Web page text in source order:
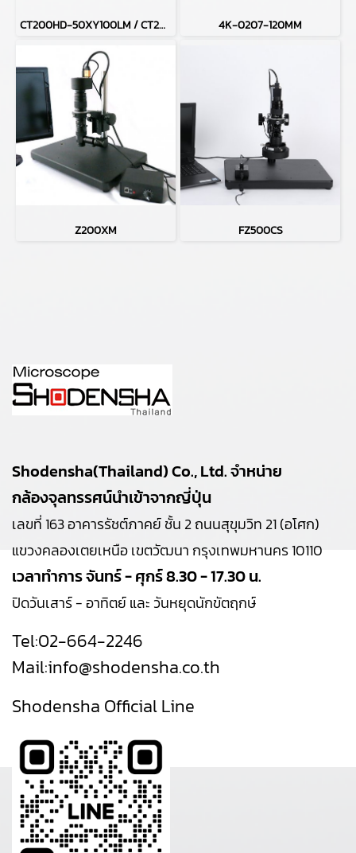
CT200HD-50XY100LM / CT200HD-H50XY100LM 4K-0207-120MM
Z200XM FZ500CS
Shodensha(Thailand) Co., Ltd. จำหน่าย
กล้องจุลทรรศน์นำเข้าจากญี่ปุ่น
เลขที่ 163 อาคารรัชต์ภาคย์ ชั้น 2 ถนนสุขุมวิท 21 (อโศก)
แขวงคลองเตยเหนือ เขตวัฒนา กรุงเทพมหานคร 10110
เวลาทำการ จันทร์ - ศุกร์ 8.30 - 17.30 น.
ปิดวันเสาร์ - อาทิตย์ และ วันหยุดนักขัตฤกษ์
Tel:02-664-2246
Mail:info@shodensha.co.th
Shodensha Official Line